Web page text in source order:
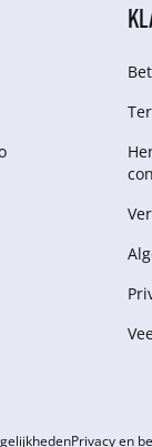
Privacy en